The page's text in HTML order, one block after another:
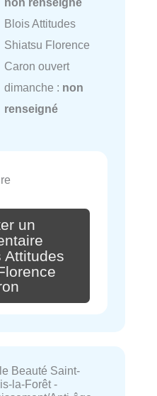
Blois Attitudes
Shiatsu Florence
Caron ouvert
dimanche : non
renseigné
un
Attitudes
Beauté Saint-
la-Forêt -